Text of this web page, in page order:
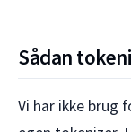
Sådan
Vi har ikke brug